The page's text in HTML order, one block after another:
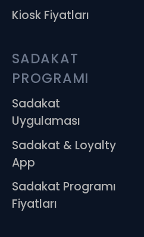
Kiosk Fiyatları
SADAKAT
PROGRAMI
Sadakat
Uygulaması
Sadakat & Loyalty
App
Sadakat Programı
Fiyatları